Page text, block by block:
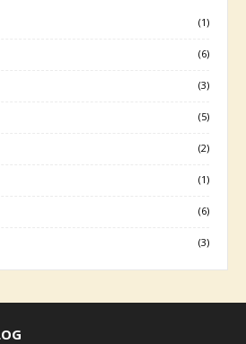
(1)
(6)
(3)
(5)
(2)
(1)
(6)
(3)